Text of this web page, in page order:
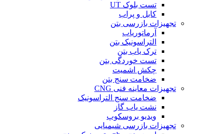
تست بلوک UT
کابل و پراب
تجهیزات بازرسی بتن
آرماتوریاب
التراسونیک بتن
ترک یاب بتن
تست خوردگی بتن
چکش اشمیت
ضخامت سنج بتن
تجهیزات معاینه فنی CNG
ضخامت سنج التراسونیک
نشت یاب گاز
ویدیو بروسکوپ
تجهیزات بازرسی شیمیایی